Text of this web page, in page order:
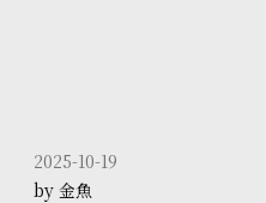
2025-10-19
by 金魚